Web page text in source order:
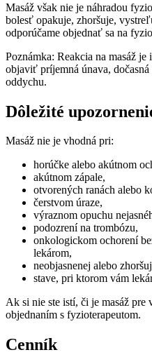
Masáž však nie je náhradou
bolesť opakuje, zhoršuje,
odporúčame objednať sa na
Poznámka: Reakcia na masáž
objaviť príjemná únava,
oddychu.
Dôležité
Masáž nie je vhodná pri:
horúčke alebo akútnom
akútnom zápale,
otvorených ranách alebo
čerstvom úraze,
výraznom opuchu
podozrení na trombózu,
onkologickom ochorení
lekárom,
neobjasnenej alebo
stave, pri ktorom vám
Ak si nie ste istí, či je masáž pre
objednaním s fyzioterapeutom.
Cenník